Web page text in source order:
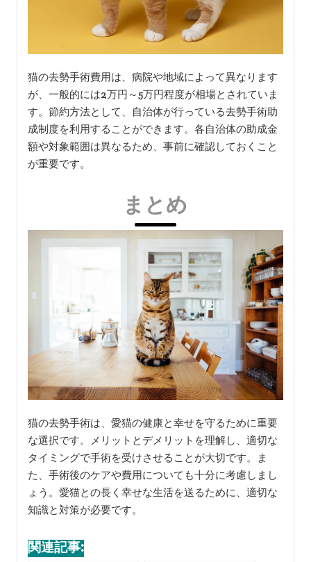
猫の去勢手術費用は、病院や地域によって異なります
が、一般的には2万円～5万円程度が相場とされていま
す。節約方法として、自治体が行っている去勢手術助
成制度を利用することができます。各自治体の助成金
額や対象範囲は異なるため、事前に確認しておくこと
が重要です。
まとめ
猫の去勢手術は、愛猫の健康と幸せを守るために重要
な選択です。メリットとデメリットを理解し、適切な
タイミングで手術を受けさせることが大切です。ま
た、手術後のケアや費用についても十分に考慮しまし
ょう。愛猫との長く幸せな生活を送るために、適切な
知識と対策が必要です。
関連記事: